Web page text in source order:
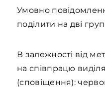
Умовно
поділити на дві
В залежності від
на співпрацю
(сповіщення):